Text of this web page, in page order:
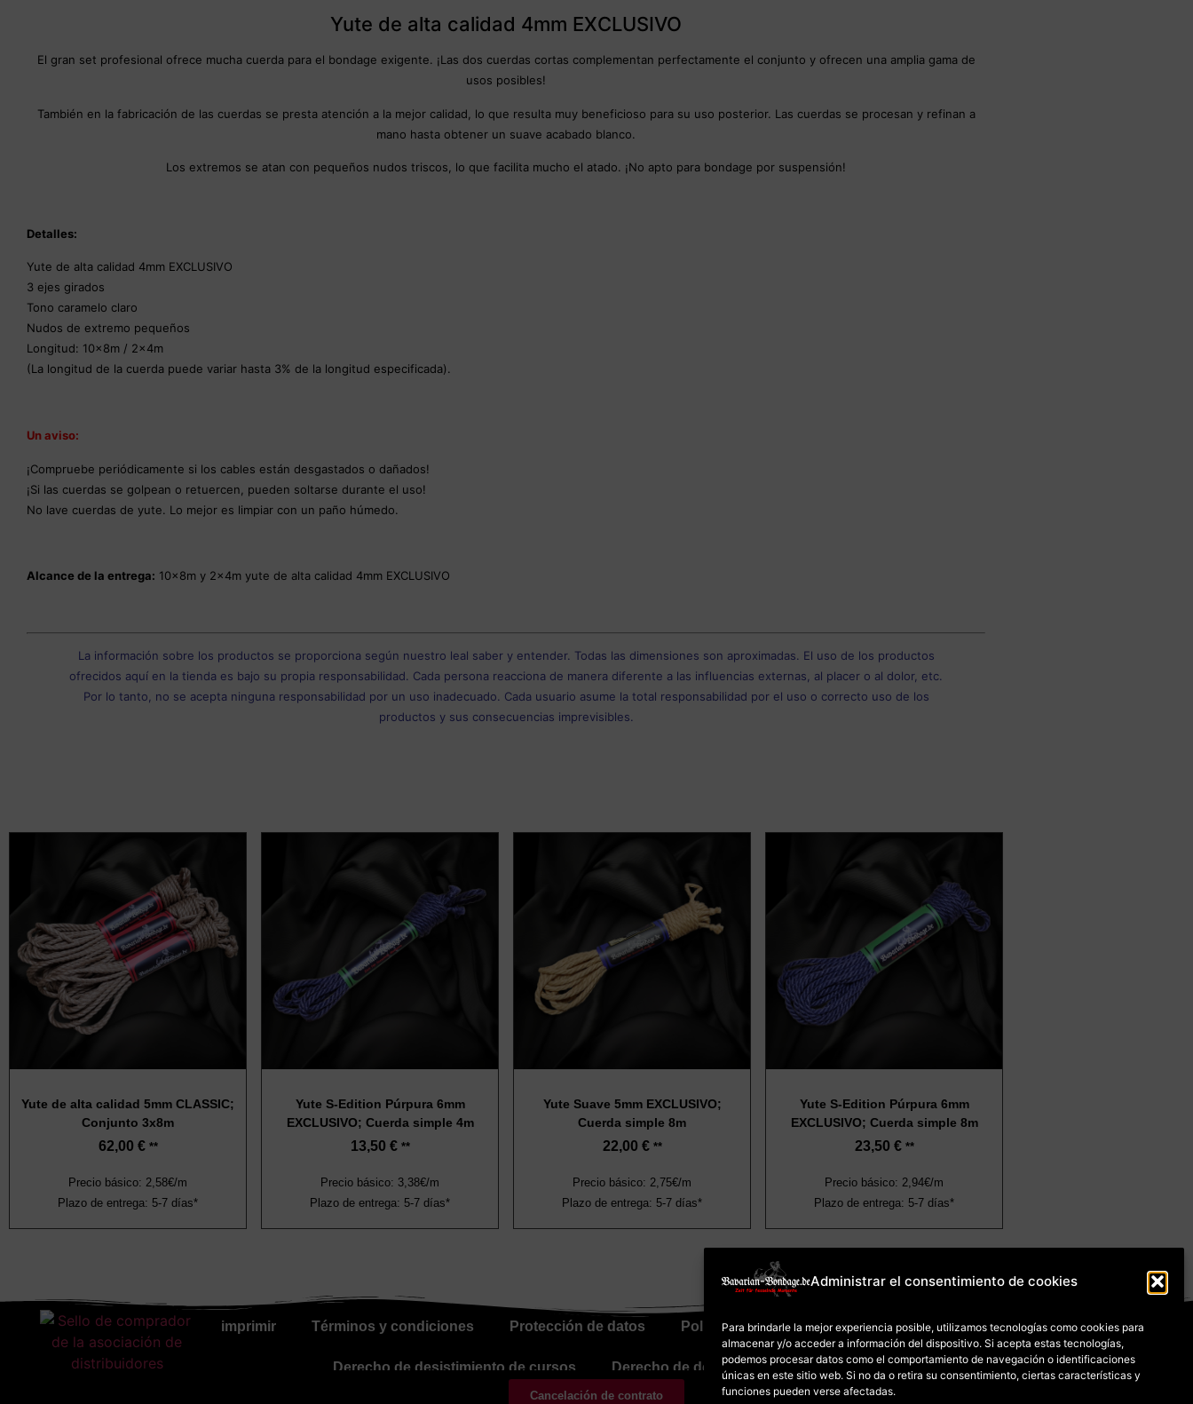
Administrar el consentimiento de cookies
Para brindarle la mejor experiencia posible, utilizamos tecnologías como cookies para
almacenar y/o acceder a información del dispositivo. Si acepta estas tecnologías,
podemos procesar datos como el comportamiento de navegación o identificaciones
únicas en este sitio web. Si no da o retira su consentimiento, ciertas características y
funciones pueden verse afectadas.
Yute de alta calidad 4mm EXCLUSIVO
El gran set profesional ofrece mucha cuerda para el bondage exigente. ¡Las dos cuerdas cortas complementan perfectamente el conjunto y ofrecen una amplia gama de
usos posibles!
También en la fabricación de las cuerdas se presta atención a la mejor calidad, lo que resulta muy beneficioso para su uso posterior. Las cuerdas se procesan y refinan a
mano hasta obtener un suave acabado blanco.
Los extremos se atan con pequeños nudos triscos, lo que facilita mucho el atado. ¡No apto para bondage por suspensión!
Detalles:
Yute de alta calidad 4mm EXCLUSIVO
3 ejes girados
Tono caramelo claro
Nudos de extremo pequeños
Longitud: 10x8m / 2x4m
(La longitud de la cuerda puede variar hasta 3% de la longitud especificada).
Un aviso:
¡Compruebe periódicamente si los cables están desgastados o dañados!
¡Si las cuerdas se golpean o retuercen, pueden soltarse durante el uso!
No lave cuerdas de yute. Lo mejor es limpiar con un paño húmedo.
Alcance de la entrega: 10x8m y 2x4m yute de alta calidad 4mm EXCLUSIVO
La información sobre los productos se proporciona según nuestro leal saber y entender. Todas las dimensiones son aproximadas. El uso de los productos
ofrecidos aquí en la tienda es bajo su propia responsabilidad. Cada persona reacciona de manera diferente a las influencias externas, al placer o al dolor, etc.
Por lo tanto, no se acepta ninguna responsabilidad por un uso inadecuado. Cada usuario asume la total responsabilidad por el uso o correcto uso de los
productos y sus consecuencias imprevisibles.
Yute de alta calidad 5mm CLASSIC;
Conjunto 3x8m
62,00 € **
Precio básico: 2,58€/m
Plazo de entrega: 5-7 días*
Yute S-Edition Púrpura 6mm
EXCLUSIVO; Cuerda simple 4m
13,50 € **
Precio básico: 3,38€/m
Plazo de entrega: 5-7 días*
Yute Suave 5mm EXCLUSIVO;
Cuerda simple 8m
22,00 € **
Precio básico: 2,75€/m
Plazo de entrega: 5-7 días*
Yute S-Edition Púrpura 6mm
EXCLUSIVO; Cuerda simple 8m
23,50 € **
Precio básico: 2,94€/m
Plazo de entrega: 5-7 días*
imprimir Términos y condiciones Protección de datos Política de cookies (UE) Pago y envío
Derecho de desistimiento de cursos Derecho de desistimiento de bienes
Cancelación de contrato